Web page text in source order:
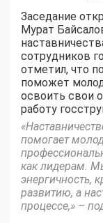
Заседание
Мурат
сотрудников
отметил, что
поможет
освоить свои
работу
помогает
как лидерам.
энергичность,
развитию, а
процессе,» –